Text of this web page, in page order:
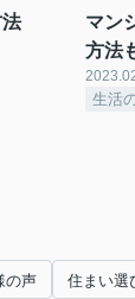
マン
方法
生活
の声 住まい選